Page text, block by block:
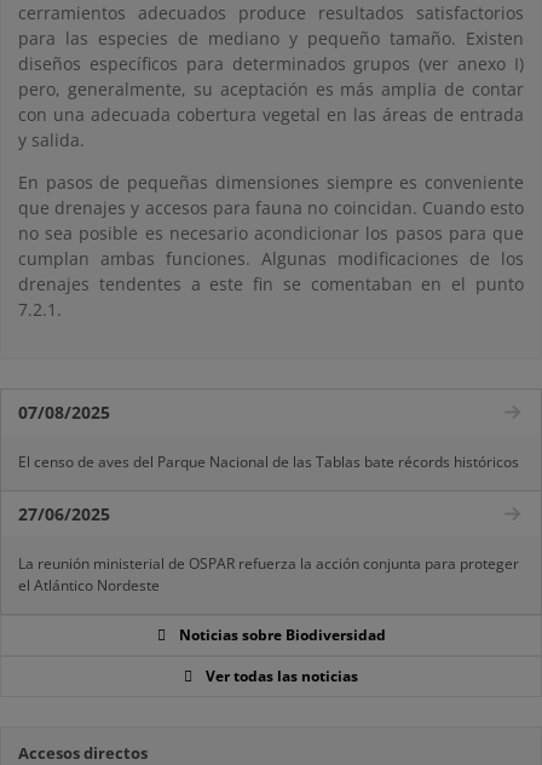
cerramientos adecuados produce resultados satisfactorios
para las especies de mediano y pequeño tamaño. Existen
diseños específicos para determinados grupos (ver anexo I)
pero, generalmente, su aceptación es más amplia de contar
con una adecuada cobertura vegetal en las áreas de entrada
y salida.
En pasos de pequeñas dimensiones siempre es conveniente
que drenajes y accesos para fauna no coincidan. Cuando esto
no sea posible es necesario acondicionar los pasos para que
cumplan ambas funciones. Algunas modificaciones de los
drenajes tendentes a este fin se comentaban en el punto
7.2.1.
07/08/2025
El censo de aves del Parque Nacional de las Tablas bate récords históricos
27/06/2025
La reunión ministerial de OSPAR refuerza la acción conjunta para proteger
el Atlántico Nordeste
Noticias sobre Biodiversidad
Ver todas las noticias
Accesos directos